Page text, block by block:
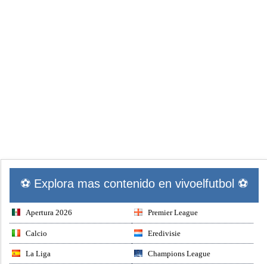
⚽ Explora mas contenido en vivoelfutbol ⚽
Apertura 2026 Premier League
Calcio Eredivisie
La Liga Champions League